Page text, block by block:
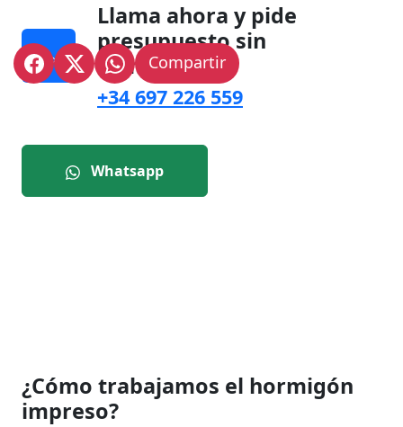
Llama ahora y pide
presupuesto sin
compromiso.
+34 697 226 559
Whatsapp
¿Cómo trabajamos el hormigón
impreso?
Compartir